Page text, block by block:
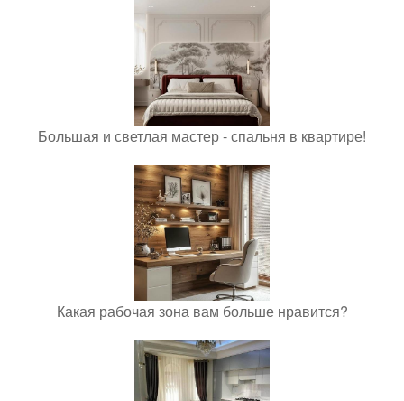
Большая и светлая мастер - спальня в квартире!
Какая рабочая зона вам больше нравится?